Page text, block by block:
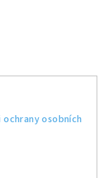
osobních